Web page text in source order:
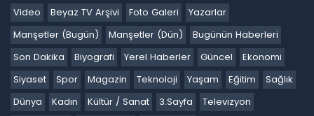
Video Beyaz TV Arşivi Foto Galeri
Yazarlar
Manşetler (Bugün)
Manşetler (Dün)
Bugünün Haberleri
Son Dakika
Biyografi Yerel Haberler Güncel
Ekonomi
Siyaset
Spor Magazin Teknoloji Yaşam Eğitim
Sağlık
Dünya
Kadın Kültür / Sanat 3.Sayfa
Televizyon